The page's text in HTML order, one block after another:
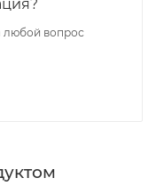
любой вопрос